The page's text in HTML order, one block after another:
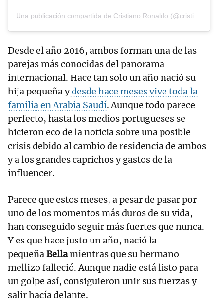
Desde el año 2016, ambos forman una de las
parejas más conocidas del panorama
internacional. Hace tan solo un año nació su
hija pequeña ydesde hace meses vive toda la
familia en Arabia Saudí. Aunque todo parece
perfecto, hasta los medios portugueses se
hicieron eco de la noticia sobre una posible
crisis debido al cambio de residencia de ambos
y a los grandes caprichos y gastos de la
influencer.
Parece que estos meses, a pesar de pasar por
uno de los momentos más duros de su vida,
han conseguido seguir más fuertes que nunca.
Y es que hace justo un año, nació la
pequeñaBellamientras que su hermano
mellizo falleció. Aunque nadie está listo para
un golpe así, consiguieron unir sus fuerzas y
salir hacía delante.